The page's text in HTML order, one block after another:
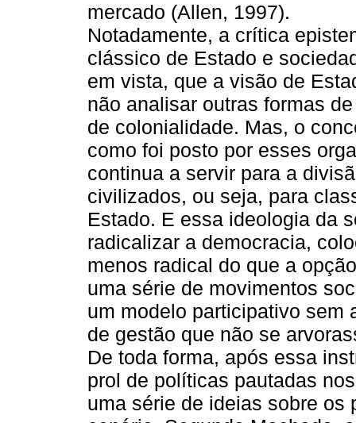
mercado (Allen, 1997).
Notadamente, a crítica
clássico de Estado e
em vista, que a visão de
não analisar outras formas
de colonialidade. Mas, o
como foi posto por esses
continua a servir para a
civilizados, ou seja, para
Estado. E essa ideologia da
radicalizar a democracia,
menos radical do que a
uma série de movimentos
um modelo participativo sem
de gestão que não se
De toda forma, após essa
prol de políticas pautadas
uma série de ideias sobre